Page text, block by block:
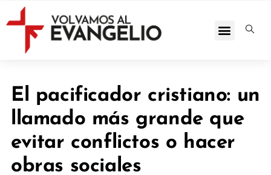
El pacificador cristiano: un
llamado más grande que
evitar conflictos o hacer
obras sociales